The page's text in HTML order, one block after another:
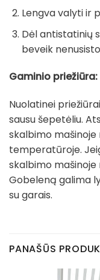
Lengva valyti ir
Dėl antistatinių
beveik
Gaminio priežiūra:
Nuolatinei
sausu šepetėliu.
skalbimo mašinoje
temperatūroje.
skalbimo
Gobeleną galima
su garais.
PANAŠŪS